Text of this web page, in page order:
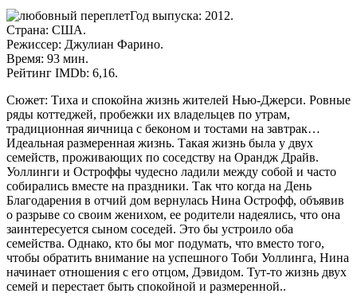
Год выпуска: 2012.
Страна: США.
Режиссер: Джулиан Фарино.
Время: 93 мин.
Рейтинг IMDb: 6,16.
Сюжет: Тиха и спокойна жизнь жителей Нью-Джерси. Ровные
ряды коттеджей, пробежки их владельцев по утрам,
традиционная яичница с беконом и тостами на завтрак…
Идеальная размеренная жизнь. Такая жизнь была у двух
семейств, проживающих по соседству на Орандж Драйв.
Уоллинги и Остроффы чудесно ладили между собой и часто
собирались вместе на праздники. Так что когда на День
Благодарения в отчий дом вернулась Нина Острофф, объявив
о разрыве со своим женихом, ее родители надеялись, что она
заинтересуется сыном соседей. Это бы устроило оба
семейства. Однако, кто бы мог подумать, что вместо того,
чтобы обратить внимание на успешного Тоби Уоллинга, Нина
начинает отношения с его отцом, Дэвидом. Тут-то жизнь двух
семей и перестает быть спокойной и размеренной..